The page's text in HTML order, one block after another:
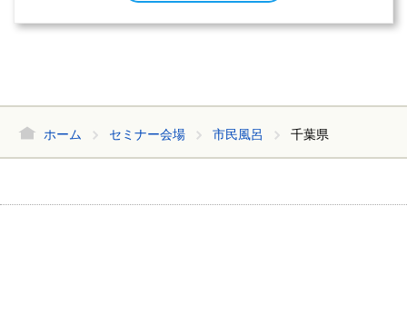
ホーム セミナー会場 市民風呂 千葉県